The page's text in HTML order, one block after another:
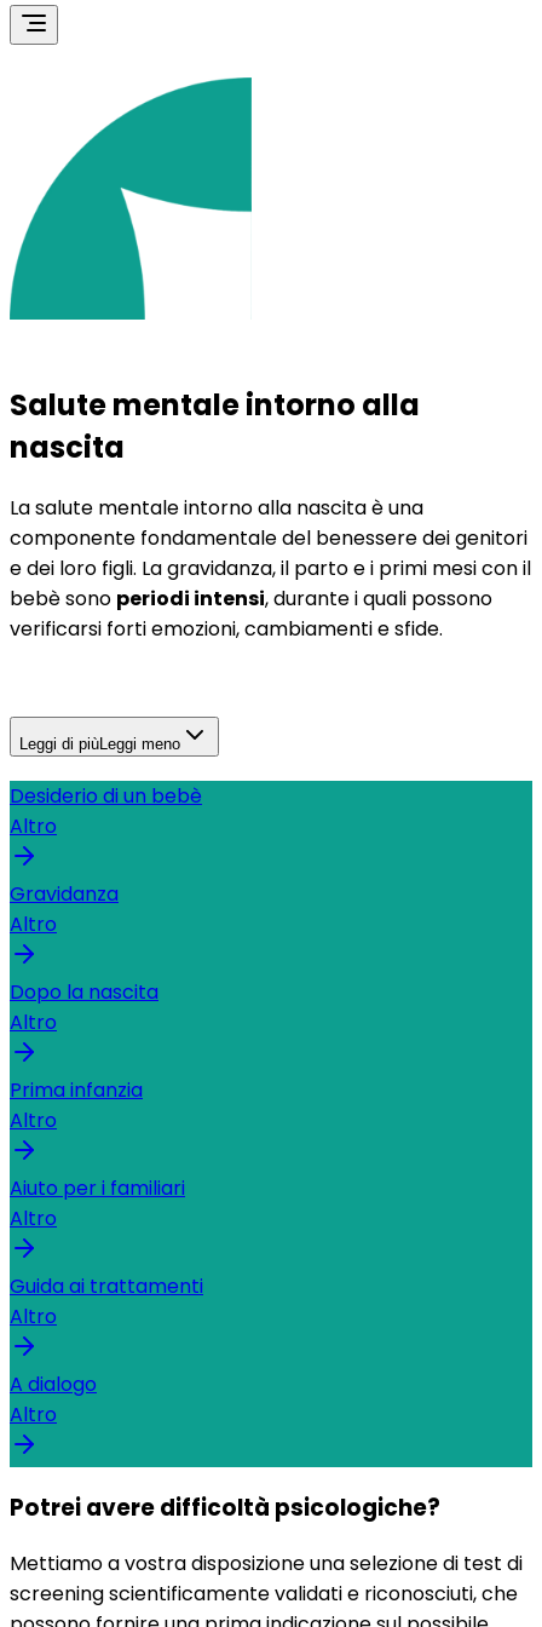
Salute mentale intorno alla
nascita
La salute mentale intorno alla nascita è una
componente fondamentale del benessere dei genitori
e dei loro figli. La gravidanza, il parto e i primi mesi con il
bebè sono periodi intensi, durante i quali possono
verificarsi forti emozioni, cambiamenti e sfide.
Leggi di piùLeggi meno
Desiderio di un bebè
Altro
Gravidanza
Altro
Dopo la nascita
Altro
Prima infanzia
Altro
Aiuto per i familiari
Altro
Guida ai trattamenti
Altro
A dialogo
Altro
Potrei avere difficoltà psicologiche?
Mettiamo a vostra disposizione una selezione di test di
screening scientificamente validati e riconosciuti, che